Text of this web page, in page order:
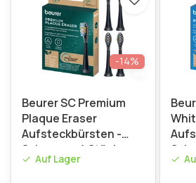
-14%
Beurer SC Premium
Plaque Eraser
Aufsteckbürsten -
Schwarz - 4 Stück
Auf Lager